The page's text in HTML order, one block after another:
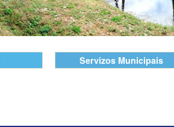
Servizos Municipais